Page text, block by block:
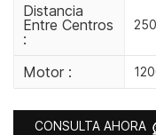
Distancia
Entre Centros
:
Motor :
CONSULTA AHORA